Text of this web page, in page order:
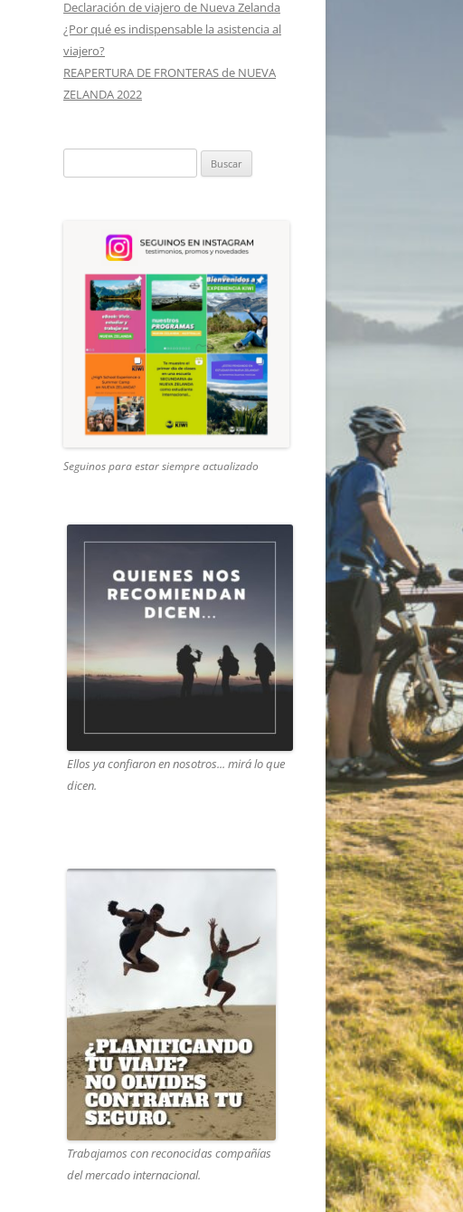
Declaración de viajero de Nueva Zelanda
¿Por qué es indispensable la asistencia al
viajero?
REAPERTURA DE FRONTERAS de NUEVA
ZELANDA 2022
Seguinos para estar siempre actualizado
Ellos ya confiaron en nosotros... mirá lo que
dicen.
Trabajamos con reconocidas compañías
del mercado internacional.